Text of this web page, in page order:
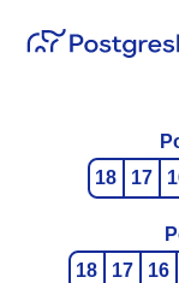
18
17
18
17 16